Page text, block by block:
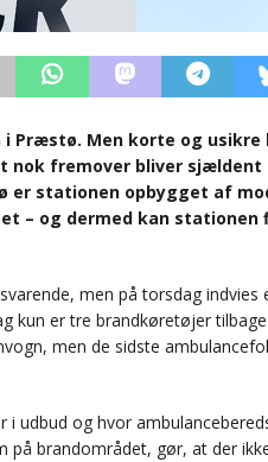
Præstø. Men korte og
nok fremover bliver sjældent
er stationen opbygget af
– og dermed kan stationen
men på torsdag indvies
kun er tre brandkøretøjer
men de sidste
udbud og hvor
på brandområdet, gør, at der